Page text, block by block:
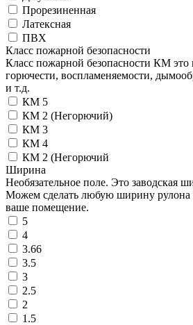
Прорезиненная
Латексная
ПВХ
Класс пожарной безопасности
Класс пожарной безопасности КМ это
горючести, воспламеняемости,
и т.д.
КМ 5
КМ 2 (Негорючий)
КМ 3
КМ 4
КМ 2 (Негорючий
Ширина
Необязательное поле. Это заводская
Можем сделать любую ширину рулона
ваше помещение.
5
4
3.66
3.5
3
2.5
2
1.5